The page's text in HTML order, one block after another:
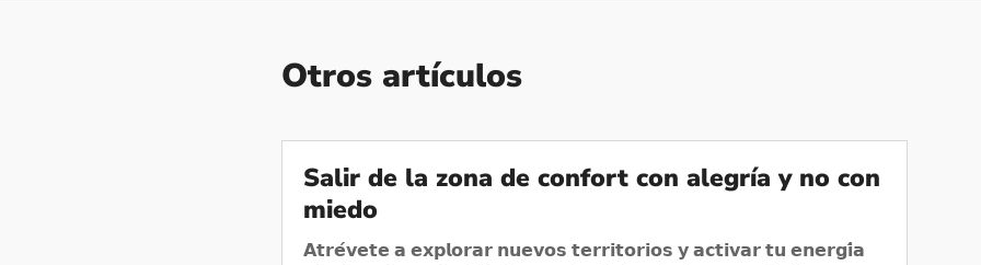
Otros artículos
Salir de la zona de confort con alegría y no con
miedo
𝗔𝘁𝗿𝗲́𝘃𝗲𝘁𝗲 𝗮 𝗲𝘅𝗽𝗹𝗼𝗿𝗮𝗿 𝗻𝘂𝗲𝘃𝗼𝘀 𝘁𝗲𝗿𝗿𝗶𝘁𝗼𝗿𝗶𝗼𝘀 𝘆 𝗮𝗰𝘁𝗶𝘃𝗮𝗿 𝘁𝘂 𝗲𝗻𝗲𝗿𝗴𝗶́𝗮